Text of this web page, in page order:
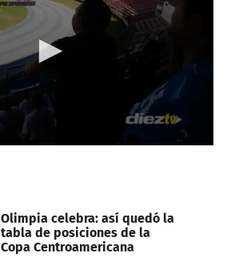
Olimpia celebra: así quedó la
tabla de posiciones de la
Copa Centroamericana